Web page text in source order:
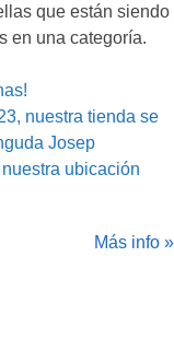
que están siendo
en una categoría.
nuestra tienda se
Josep
ubicación
Más info »